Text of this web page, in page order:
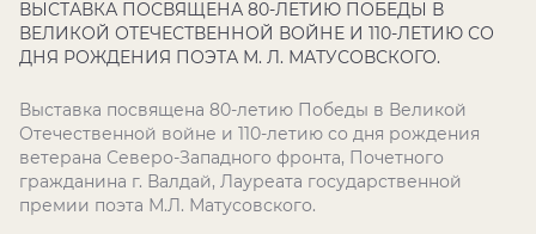
ВЫСТАВКА ПОСВЯЩЕНА 80-ЛЕТИЮ ПОБЕДЫ В
ВЕЛИКОЙ ОТЕЧЕСТВЕННОЙ ВОЙНЕ И 110-ЛЕТИЮ СО
ДНЯ РОЖДЕНИЯ ПОЭТА М. Л. МАТУСОВСКОГО.
Выставка посвящена 80-летию Победы в Великой
Отечественной войне и 110-летию со дня рождения
ветерана Северо-Западного фронта, Почетного
гражданина г. Валдай, Лауреата государственной
премии поэта М.Л. Матусовского.